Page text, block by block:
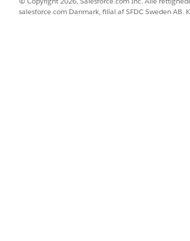
salesforce.com Danmark, filial af SFDC Sweden